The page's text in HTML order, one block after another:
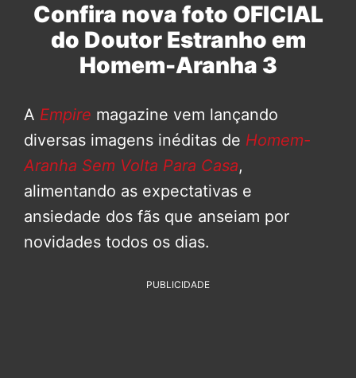
Confira nova foto OFICIAL
do Doutor Estranho em
Homem-Aranha 3
A Empire magazine vem lançando
diversas imagens inéditas de Homem-
Aranha Sem Volta Para Casa,
alimentando as expectativas e
ansiedade dos fãs que anseiam por
novidades todos os dias.
PUBLICIDADE